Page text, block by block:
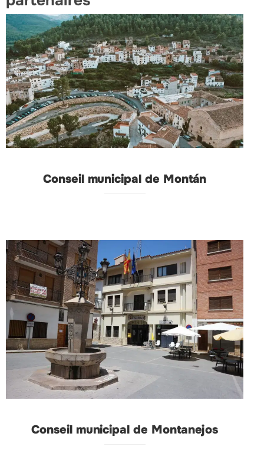
Conseil municipal de Montán
Conseil municipal de Montanejos